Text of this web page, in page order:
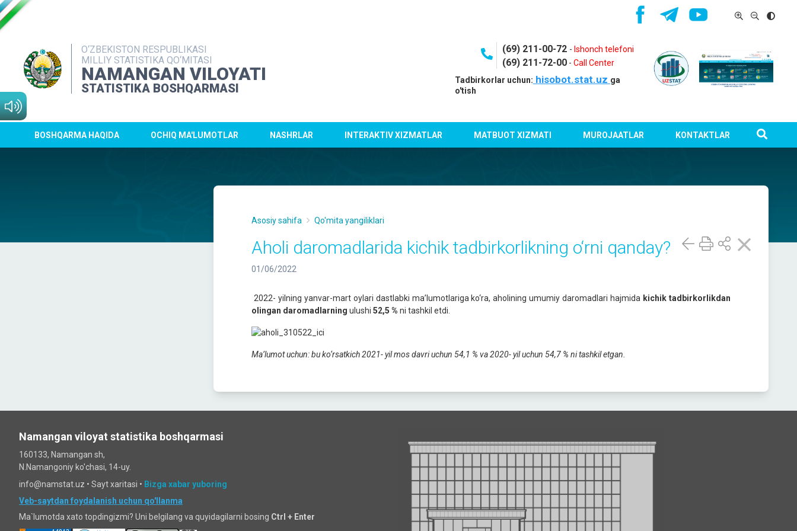
O‘ZBEKISTON RESPUBLIKASI
MILLIY STATISTIKA QO‘MITASI
NAMANGAN VILOYATI
STATISTIKA BOSHQARMASI
(69) 211-00-72 - Ishonch telefoni
(69) 211-72-00- Call Center
Tadbirkorlar uchun: hisobot.stat.uz ga
o'tish
BOSHQARMA HAQIDA OCHIQ MA'LUMOTLAR NASHRLAR INTERAKTIV XIZMATLAR MATBUOT XIZMATI MUROJAATLAR KONTAKTLAR
Asosiy sahifa Qo'mita yangiliklari
Aholi daromadlarida kichik tadbirkorlikning o‘rni qanday?
01/06/2022
2022- yilning yanvar-mart oylari dastlabki ma’lumotlariga ko‘ra, aholining umumiy daromadlari hajmida kichik tadbirkorlikdan
olingan daromadlarning ulushi 52,5 % ni tashkil etdi.
Ma’lumot uchun:bu ko‘rsatkich2021- yilmos davri uchun 54,1 % va2020- yiluchun 54,7 % ni tashkil etgan.
Namangan viloyat statistika boshqarmasi
160133, Namangan sh,
N.Namangoniy ko'chasi, 14-uy.
info@namstat.uz • Sayt xaritasi • Bizga xabar yuboring
Veb-saytdan foydalanish uchun qo'llanma
Ma`lumotda xato topdingizmi? Uni belgilang va quyidagilarni bosing Ctrl + Enter